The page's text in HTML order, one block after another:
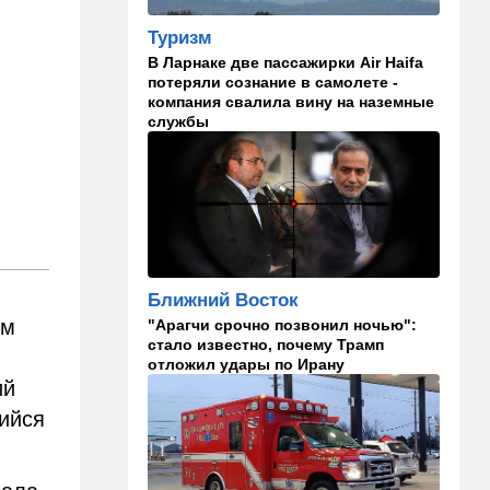
взрыва
08:20 В мире
Подросток открыл огонь в
школе под Бангкоком:
погибли семь человек
Израиль
Израиль разрабатывает
собственный малозаметный
боевой беспилотник нового
поколения
07:50 Ближний Восток
Стоп Израилю, стоп
Америке: в Иране готовят
законопроект по Ормузу
07:20 Технологии
Прощай, Nvidia? Маск
запускает гигантскую
фабрику компьютерного
Туризм
В Ларнаке две пассажирки Air Haifa
потеряли сознание в самолете -
компания свалила вину на наземные
службы
Ближний Восток
"Арагчи срочно позвонил ночью":
стало известно, почему Трамп
отложил удары по Ирану